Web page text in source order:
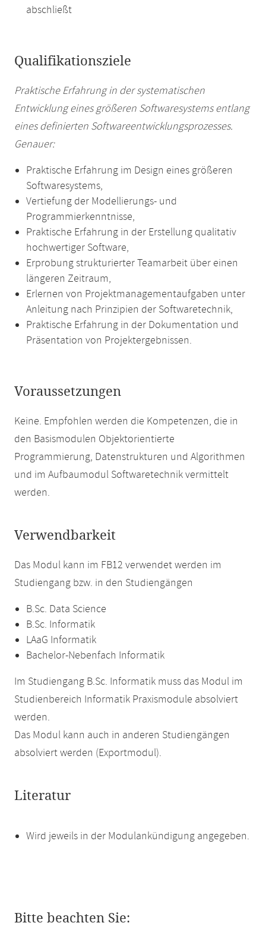
abschließt
Qualifikationsziele
Praktische Erfahrung in der systematischen
Entwicklung eines größeren Softwaresystems entlang
eines definierten Softwareentwicklungsprozesses.
Genauer:
Praktische Erfahrung im Design eines größeren
Softwaresystems,
Vertiefung der Modellierungs- und
Programmierkenntnisse,
Praktische Erfahrung in der Erstellung qualitativ
hochwertiger Software,
Erprobung strukturierter Teamarbeit über einen
längeren Zeitraum,
Erlernen von Projektmanagementaufgaben unter
Anleitung nach Prinzipien der Softwaretechnik,
Praktische Erfahrung in der Dokumentation und
Präsentation von Projektergebnissen.
Voraussetzungen
Keine. Empfohlen werden die Kompetenzen, die in
den Basismodulen Objektorientierte
Programmierung, Datenstrukturen und Algorithmen
und im Aufbaumodul Softwaretechnik vermittelt
werden.
Verwendbarkeit
Das Modul kann im FB12 verwendet werden im
Studiengang bzw. in den Studiengängen
B.Sc. Data Science
B.Sc. Informatik
LAaG Informatik
Bachelor-Nebenfach Informatik
Im Studiengang B.Sc. Informatik muss das Modul im
Studienbereich Informatik Praxismodule absolviert
werden.
Das Modul kann auch in anderen Studiengängen
absolviert werden (Exportmodul).
Literatur
Wird jeweils in der Modulankündigung angegeben.
Bitte beachten Sie: